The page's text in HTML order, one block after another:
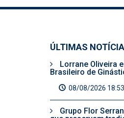
ÚLTIMAS
Lorrane Oliveira
Brasileiro de
08/08/2026 18:53
Grupo Flor